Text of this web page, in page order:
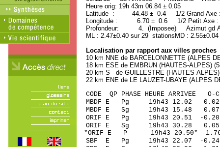
Heure orig: 19h 43m 06.84 ± 0.05
Latitude : 44.48 ± 0.4 1/2 Grand
Longitude : 6.70 ± 0.6 1/2 Petit Axe
Profondeur: 4. (Imposee) Azimut gd
ML : 2.47±0.40 sur 29 stationsMD :
Localisation par rapport aux villes proches
10 km NNE de BARCELONNETTE (ALPES
18 km ESE de EMBRUN (HAUTES-ALPES)
20 km S de GUILLESTRE (HAUTES-
22 km ENE de LE LAUZET-UBAYE (ALPES
CODE QP PHASE HEURE
MBDF E Pg 19h43 12.02
MBDF E Sg 19h43 15.48
ORIF E Pg 19h43 20.51 -
ORIF E Sg 19h43 30.28
*ORIF E P 19h43 20.50* -
SBF E Pg 19h43 22.07 -